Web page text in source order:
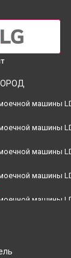
машины
машины
машины
машины
машины
машины
машины